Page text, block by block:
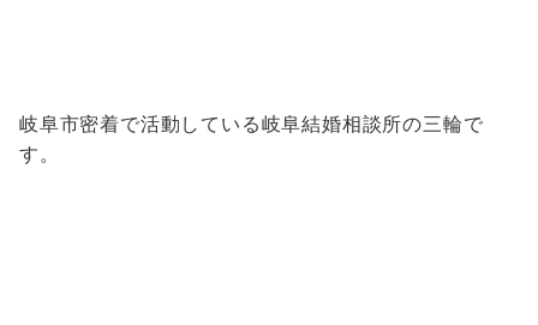
岐阜市密着で活動している岐阜結婚相談所の三輪で
す。